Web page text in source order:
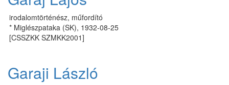
irodalomtörténész, műfordító
* Miglészpataka (SK), 1932-08-25
[CSSZKK SZMKK2001]
Garaji László